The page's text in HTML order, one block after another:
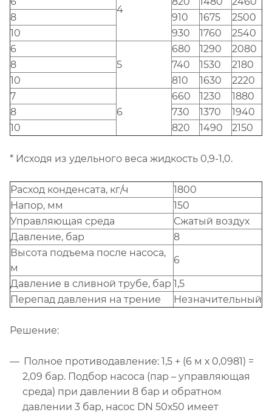
4
8
910 1675
2500
10
930 1760
2540
6
5
680 1290
2080
8
740 1530
2180
10
810 1630
2220
7
6
660 1230
1880
8
730 1370
1940
10
820 1490 2150
* Исходя из удельного веса жидкость 0,9-1,0.
Расход конденсата, кг/ч
1800
Напор, мм
150
Управляющая среда
Сжатый воздух
Давление, бар
8
Высота подъема после насоса,
м
6
Давление в сливной трубе, бар 1,5
Перепад давления на трение
Незначительный
Решение:
Полное противодавление: 1,5 + (6 м х 0,0981) =
2,09 бар. Подбор насоса (пар – управляющая
среда) при давлении 8 бар и обратном
давлении 3 бар, насос DN 50х50 имеет